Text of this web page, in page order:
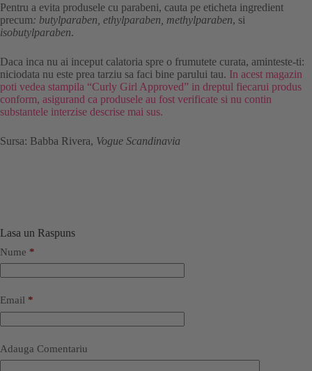
Pentru a evita produsele cu parabeni, cauta pe eticheta ingredient
precum: butylparaben, ethylparaben, methylparaben, si
isobutylparaben.
Daca inca nu ai inceput calatoria spre o frumutete curata, aminteste-ti:
niciodata nu este prea tarziu sa faci bine parului tau. In acest magazin
poti vedea stampila “Curly Girl Approved” in dreptul fiecarui produs
conform, asigurand ca produsele au fost verificate si nu contin
substantele interzise descrise mai sus.
Sursa: Babba Rivera, Vogue Scandinavia
Lasa un Raspuns
Nume *
Email *
Adauga Comentariu